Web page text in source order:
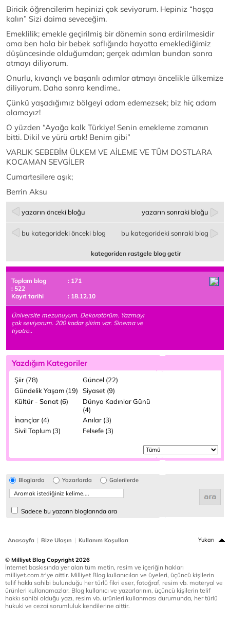
Biricik öğrencilerim hepinizi çok seviyorum. Hepiniz “hoşça
kalın” Sizi daima seveceğim.
Emeklilik; emekle geçirilmiş bir dönemin sona erdirilmesidir
ama ben hala bir bebek saflığında hayatta emeklediğimiz
düşüncesinde olduğumdan; gerçek adımları bundan sonra
atmayı diliyorum.
Onurlu, kıvançlı ve başarılı adımlar atmayı öncelikle ülkemize
diliyorum. Daha sonra kendime..
Çünkü yaşadığımız bölgeyi adam edemezsek; biz hiç adam
olamayız!
O yüzden “Ayağa kalk Türkiye! Senin emekleme zamanın
bitti. Dikil ve yürü artık! Benim gibi”
VARLIK SEBEBİM ÜLKEM VE AİLEME VE TÜM DOSTLARA
KOCAMAN SEVGİLER
Cumartesilere aşık;
Berrin Aksu
yazarın önceki bloğu yazarın sonraki bloğu
bu kategorideki önceki blog bu kategorideki sonraki blog
kategoriden rastgele blog getir
Toplam blog
: 171
: 522
Kayıt tarihi
: 18.12.10
Üniversite mezunuyum. Dekoratörüm. Yazmayı
çok seviyorum. 200 kadar şiirim var. Sinema ve
tiyatro..
Yazdığım Kategoriler
Şiir (78)
Güncel (22)
Gündelik Yaşam (19)
Siyaset (9)
Kültür - Sanat (6)
Dünya Kadınlar Günü
(4)
İnançlar (4)
Anılar (3)
Sivil Toplum (3)
Felsefe (3)
Bloglarda Yazarlarda Galerilerde
Sadece bu yazarın bloglarında ara
Anasayfa | Bize Ulaşın | Kullanım Koşulları Yukarı
© Milliyet Blog Copyright 2026
İnternet baskısında yer alan tüm metin, resim ve içeriğin hakları
milliyet.com.tr'ye aittir. Milliyet Blog kullanıcıları ve üyeleri, üçüncü kişilerin
telif hakkı sahibi bulunduğu her türlü fikri eser, fotoğraf, resim vb. materyal ve
ürünleri kullanamazlar. Blog kullanıcı ve yazarlarının, üçüncü kişilerin telif
hakkı sahibi olduğu yazı, resim vb. ürünleri kullanması durumunda, her türlü
hukuki ve cezai sorumluluk kendilerine aittir.